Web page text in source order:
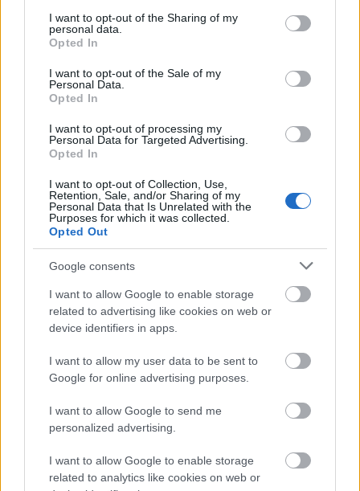
not limited to your visit or usage behaviour. You may click to
grant or deny consent to Google and its third-party tags to
use your data for below specified purposes in below Google
consent section.
I want to opt-out of the Sharing of my
personal data.
Opted In
I want to opt-out of the Sale of my
Personal Data.
Opted In
I want to opt-out of processing my
Personal Data for Targeted Advertising.
Opted In
I want to opt-out of Collection, Use,
Retention, Sale, and/or Sharing of my
Personal Data that Is Unrelated with the
Purposes for which it was collected.
Opted Out
Google consents
I want to allow Google to enable storage
related to advertising like cookies on web or
device identifiers in apps.
I want to allow my user data to be sent to
Google for online advertising purposes.
I want to allow Google to send me
personalized advertising.
I want to allow Google to enable storage
related to analytics like cookies on web or